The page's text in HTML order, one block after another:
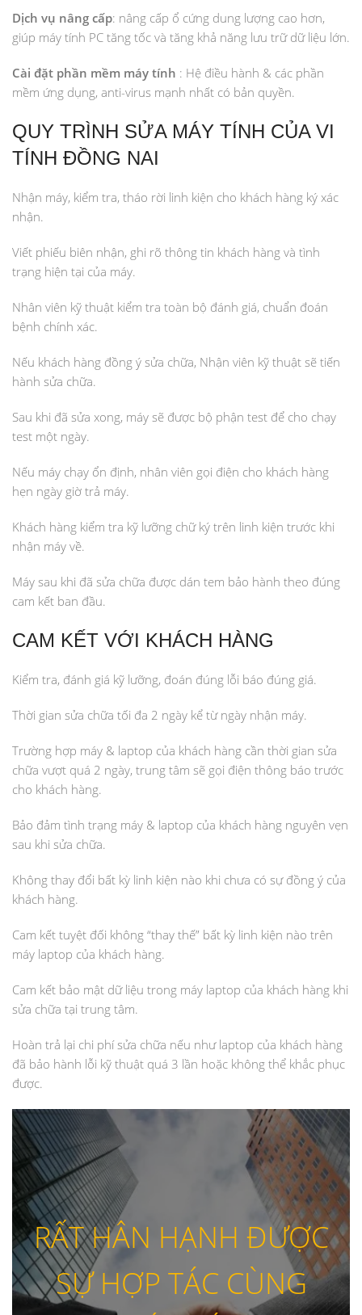
Dịch vụ nâng cấp: nâng cấp ổ cứng dung lượng cao hơn,
giúp máy tính PC tăng tốc và tăng khả năng lưu trữ dữ liệu lớn.
Cài đặt phần mềm máy tính : Hệ điều hành & các phần
mềm ứng dụng, anti-virus mạnh nhất có bản quyền.
QUY TRÌNH SỬA MÁY TÍNH CỦA VI
TÍNH ĐỒNG NAI
Nhận máy, kiểm tra, tháo rời linh kiện cho khách hàng ký xác
nhận.
Viết phiếu biên nhận, ghi rõ thông tin khách hàng và tình
trạng hiện tại của máy.
Nhân viên kỹ thuật kiểm tra toàn bộ đánh giá, chuẩn đoán
bệnh chính xác.
Nếu khách hàng đồng ý sửa chữa, Nhận viên kỹ thuật sẽ tiến
hành sửa chữa.
Sau khi đã sửa xong, máy sẽ được bộ phận test để cho chạy
test một ngày.
Nếu máy chạy ổn định, nhân viên gọi điện cho khách hàng
hẹn ngày giờ trả máy.
Khách hàng kiểm tra kỹ lưỡng chữ ký trên linh kiện trước khi
nhận máy về.
Máy sau khi đã sửa chữa được dán tem bảo hành theo đúng
cam kết ban đầu.
CAM KẾT VỚI KHÁCH HÀNG
Kiểm tra, đánh giá kỹ lưỡng, đoán đúng lỗi báo đúng giá.
Thời gian sửa chữa tối đa 2 ngày kể từ ngày nhận máy.
Trường hợp máy & laptop của khách hàng cần thời gian sửa
chữa vượt quá 2 ngày, trung tâm sẽ gọi điện thông báo trước
cho khách hàng.
Bảo đảm tình trạng máy & laptop của khách hàng nguyên vẹn
sau khi sửa chữa.
Không thay đổi bất kỳ linh kiện nào khi chưa có sự đồng ý của
khách hàng.
Cam kết tuyệt đối không “thay thế” bất kỳ linh kiện nào trên
máy laptop của khách hàng.
Cam kết bảo mật dữ liệu trong máy laptop của khách hàng khi
sửa chữa tại trung tâm.
Hoàn trả lại chi phí sửa chữa nếu như laptop của khách hàng
đã bảo hành lỗi kỹ thuật quá 3 lần hoặc không thể khắc phục
được.
RẤT HÂN HẠNH ĐƯỢC
SỰ HỢP TÁC CÙNG